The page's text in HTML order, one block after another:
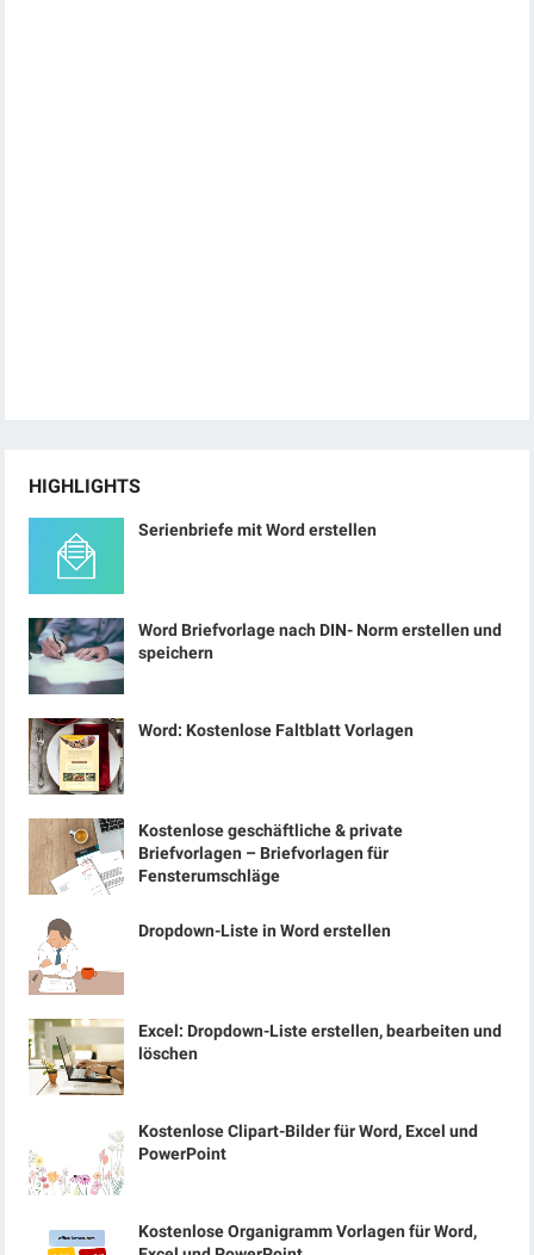
HIGHLIGHTS
Serienbriefe mit Word erstellen
Word Briefvorlage nach DIN- Norm erstellen und
speichern
Word: Kostenlose Faltblatt Vorlagen
Kostenlose geschäftliche & private
Briefvorlagen – Briefvorlagen für
Fensterumschläge
Dropdown-Liste in Word erstellen
Excel: Dropdown-Liste erstellen, bearbeiten und
löschen
Kostenlose Clipart-Bilder für Word, Excel und
PowerPoint
Kostenlose Organigramm Vorlagen für Word,